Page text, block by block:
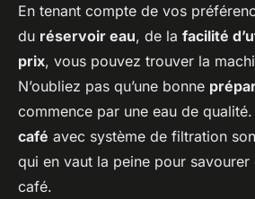
En tenant compte de vos
du réservoir eau, de la facilité
prix, vous pouvez trouver la
N’oubliez pas qu’une bonne
commence par une eau de qualité.
café avec système de filtration
qui en vaut la peine pour savourer
café.